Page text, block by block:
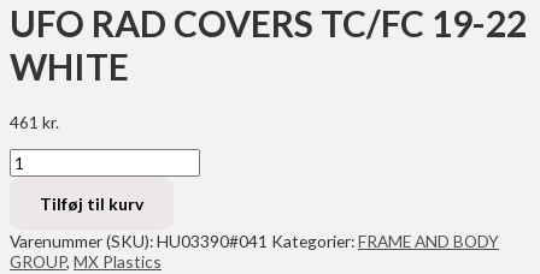
UFO RAD COVERS TC/FC 19-22
WHITE
461 kr.
UFO
RAD
COVERS
19-
22
Tilføj til kurv
Varenummer (SKU):HU03390#041 Kategorier:FRAME AND BODY
GROUP, MX Plastics